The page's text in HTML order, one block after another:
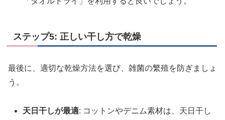
ステップ5: 正しい干し方で乾燥
最後に、適切な乾燥方法を選び、雑菌の繁殖を防ぎましょ
う。
天日干しが最適: コットンやデニム素材は、天日干し